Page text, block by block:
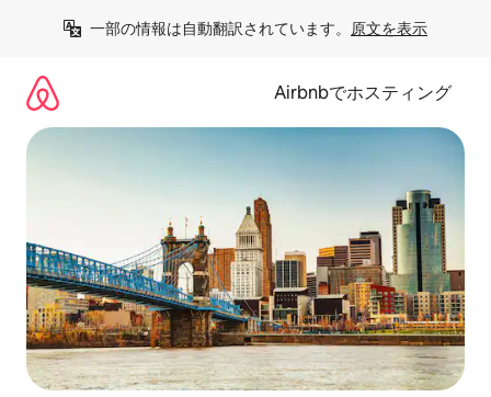
一部の情報は自動翻訳されています。 原文を表示
Airbnbでホスティング